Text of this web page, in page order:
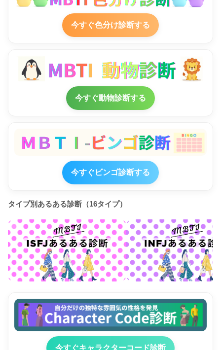
今すぐ色分け診断する
今すぐ動物診断する
今すぐビンゴ診断する
タイプ別あるある診断（16タイプ）
今すぐキャラクターコード診断